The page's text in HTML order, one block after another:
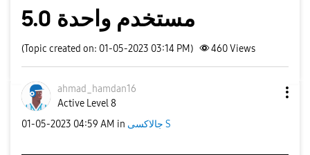
مستخدم واحدة 5.0
(Topic created on: 01-05-2023 03:14 PM) 460Views
ahmad_hamdan16
Active Level 8
‎01-05-2023 04:59 AM in جالاكسى S